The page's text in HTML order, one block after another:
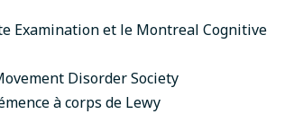
Examination et le Montreal Cognitive
Disorder Society
à corps de Lewy